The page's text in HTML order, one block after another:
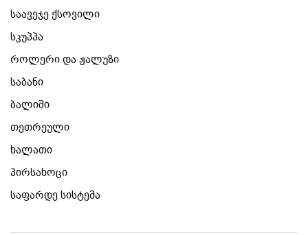
საავეჯე ქსოვილი
სკუპპა
როლერი და ჟალუზი
საბანი
ბალიში
თეთრეული
ხალათი
პირსახოცი
საფარდე სისტემა